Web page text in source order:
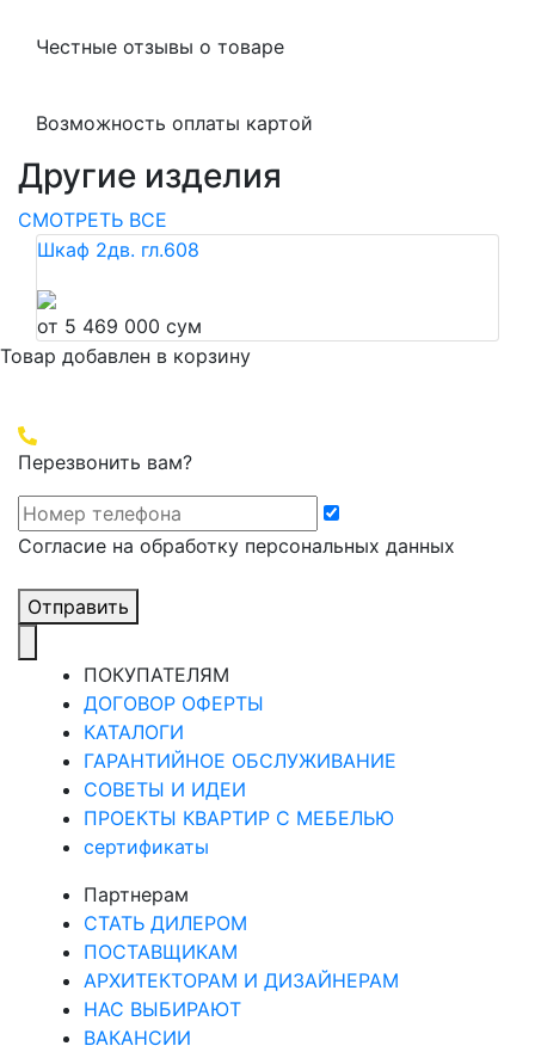
Честные отзывы о товаре
Возможность оплаты картой
Другие изделия
СМОТРЕТЬ ВСЕ
Шкаф 2дв. гл.608
от 5 469 000 сум
Товар добавлен в корзину
Перезвонить вам?
Cогласие на обработку персональных данных
Отправить
ПОКУПАТЕЛЯМ
ДОГОВОР ОФЕРТЫ
КАТАЛОГИ
ГАРАНТИЙНОЕ ОБСЛУЖИВАНИЕ
СОВЕТЫ И ИДЕИ
ПРОЕКТЫ КВАРТИР С МЕБЕЛЬЮ
сертификаты
Партнерам
СТАТЬ ДИЛЕРОМ
ПОСТАВЩИКАМ
АРХИТЕКТОРАМ И ДИЗАЙНЕРАМ
НАС ВЫБИРАЮТ
ВАКАНСИИ